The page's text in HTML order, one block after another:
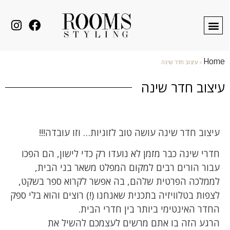
Home
» עיצוב חדר שינה
עיצוב חדר שינה
עיצוב חדר שינה עושה טוב לזוגיות… וזו עובדה!!!
חדרי שינה כבר מזמן לא נועדו רק כדי לישון, הם הפכו
עבור הורים רבים למקום המפלט משאר בני הבית,
לממלכה הפרטית שלהם, בה אפשר לקרוא ספר בשקט,
לצפות בטלוויזיה בתכנית שאנחנו (!) רוצים והוא בלי ספק
החדר האינטימי ביותר בין חדרי הבית.
הרגע הזה בו אתם מרשים לעצמכם להשיל את